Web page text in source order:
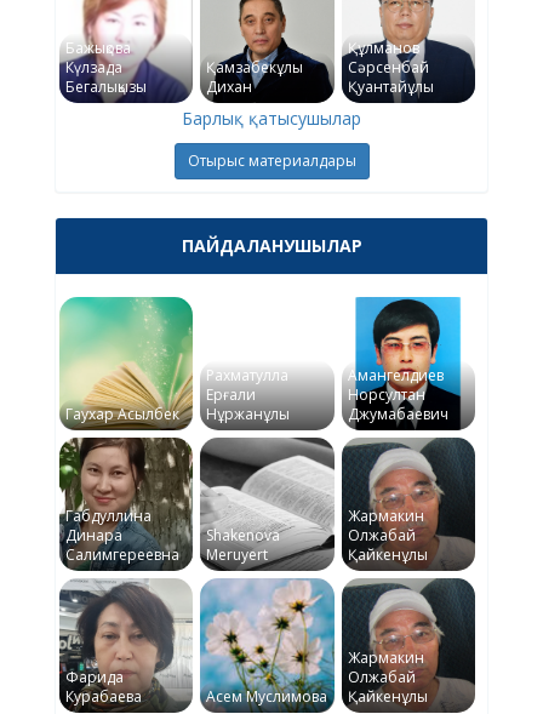
Бажықова
Күлзада
Бегалықызы
Қамзабекұлы
Дихан
Құлманов
Сәрсенбай
Қуантайұлы
Барлық қатысушылар
Отырыс материалдары
ПАЙДАЛАНУШЫЛАР
Гаухар Асылбек
Рахматулла
Ерғали
Нұржанұлы
Амангелдиев
Норсултан
Джумабаевич
Габдуллина
Динара
Салимгереевна
Shakenova
Meruyert
Жармакин
Олжабай
Қайкенұлы
Фарида
Курабаева
Асем Муслимова
Жармакин
Олжабай
Қайкенұлы